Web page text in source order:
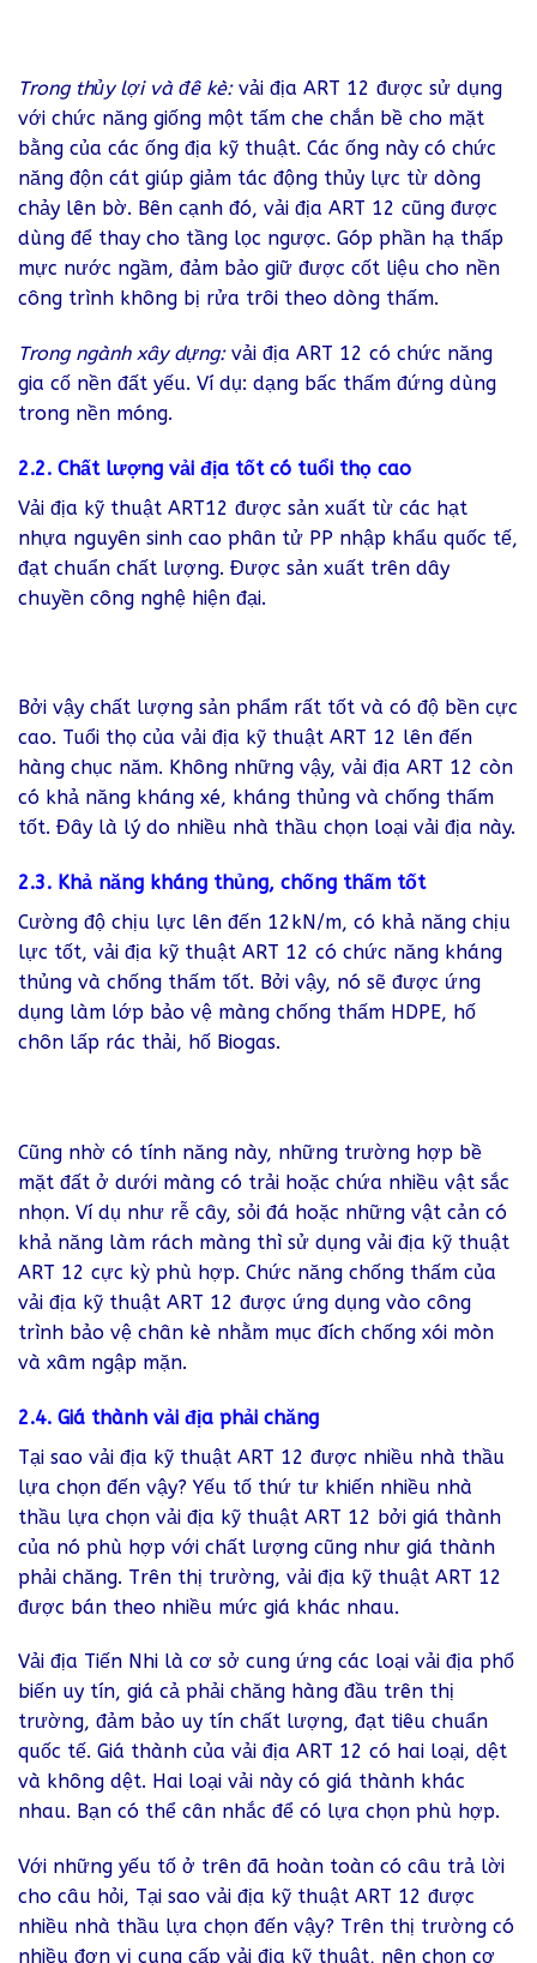
Trong thủy lợi và đê kè: vải địa ART 12 được sử dụng
với chức năng giống một tấm che chắn bề cho mặt
bằng của các ống địa kỹ thuật. Các ống này có chức
năng độn cát giúp giảm tác động thủy lực từ dòng
chảy lên bờ. Bên cạnh đó, vải địa ART 12 cũng được
dùng để thay cho tầng lọc ngược. Góp phần hạ thấp
mực nước ngầm, đảm bảo giữ được cốt liệu cho nền
công trình không bị rửa trôi theo dòng thấm.
Trong ngành xây dựng:vải địa ART 12 có chức năng
gia cố nền đất yếu. Ví dụ: dạng bấc thấm đứng dùng
trong nền móng.
2.2. Chất lượng vải địa tốt có tuổi thọ cao
Vải địa kỹ thuật ART12 được sản xuất từ các hạt
nhựa nguyên sinh cao phân tử PP nhập khẩu quốc tế,
đạt chuẩn chất lượng. Được sản xuất trên dây
chuyền công nghệ hiện đại.
Bởi vậy chất lượng sản phẩm rất tốt và có độ bền cực
cao. Tuổi thọ của vải địa kỹ thuật ART 12 lên đến
hàng chục năm. Không những vậy, vải địa ART 12 còn
có khả năng kháng xé, kháng thủng và chống thấm
tốt. Đây là lý do nhiều nhà thầu chọn loại vải địa này.
2.3. Khả năng kháng thủng, chống thấm tốt
Cường độ chịu lực lên đến 12kN/m, có khả năng chịu
lực tốt, vải địa kỹ thuật ART 12 có chức năng kháng
thủng và chống thấm tốt. Bởi vậy, nó sẽ được ứng
dụng làm lớp bảo vệ màng chống thấm HDPE, hố
chôn lấp rác thải, hố Biogas.
Cũng nhờ có tính năng này, những trường hợp bề
mặt đất ở dưới màng có trải hoặc chứa nhiều vật sắc
nhọn. Ví dụ như rễ cây, sỏi đá hoặc những vật cản có
khả năng làm rách màng thì sử dụng vải địa kỹ thuật
ART 12 cực kỳ phù hợp. Chức năng chống thấm của
vải địa kỹ thuật ART 12 được ứng dụng vào công
trình bảo vệ chân kè nhằm mục đích chống xói mòn
và xâm ngập mặn.
2.4. Giá thành vải địa phải chăng
Tại sao vải địa kỹ thuật ART 12 được nhiều nhà thầu
lựa chọn đến vậy? Yếu tố thứ tư khiến nhiều nhà
thầu lựa chọn vải địa kỹ thuật ART 12 bởi giá thành
của nó phù hợp với chất lượng cũng như giá thành
phải chăng. Trên thị trường, vải địa kỹ thuật ART 12
được bán theo nhiều mức giá khác nhau.
Vải địa Tiến Nhi là cơ sở cung ứng các loại vải địa phổ
biến uy tín, giá cả phải chăng hàng đầu trên thị
trường, đảm bảo uy tín chất lượng, đạt tiêu chuẩn
quốc tế. Giá thành của vải địa ART 12 có hai loại, dệt
và không dệt. Hai loại vải này có giá thành khác
nhau. Bạn có thể cân nhắc để có lựa chọn phù hợp.
Với những yếu tố ở trên đã hoàn toàn có câu trả lời
cho câu hỏi, Tại sao vải địa kỹ thuật ART 12 được
nhiều nhà thầu lựa chọn đến vậy? Trên thị trường có
nhiều đơn vị cung cấp vải địa kỹ thuật, nên chọn cơ